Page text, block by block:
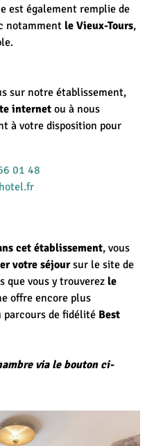
est également remplie de
notamment le Vieux-Tours,
sur notre établissement,
internet ou à nous
à votre disposition pour
01 48
cet établissement, vous
votre séjoursur le site de
que vous y trouverez le
offre encore plus
parcours de fidélité Best
via le bouton ci-